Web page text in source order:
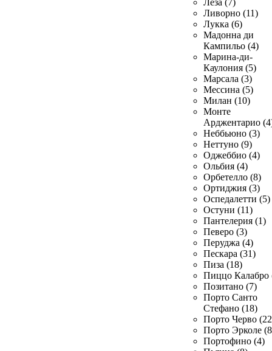
Леза (7)
Ливорно (11)
Лукка (6)
Мадонна ди
Кампильо (4)
Марина-ди-
Каулония (5)
Марсала (3)
Мессина (5)
Милан (10)
Монте
Арджентарио
Неббьюно (3)
Неттуно (9)
Оджеббио (4)
Ольбия (4)
Орбетелло (8)
Ортиджия (3)
Оспедалетти (5)
Остуни (11)
Пантелерия (1)
Певеро (3)
Перуджа (4)
Пескара (31)
Пиза (18)
Пиццо Калабро
Позитано (7)
Порто Санто
Стефано (18)
Порто Черво
Порто Эрколе
Портофино (4)